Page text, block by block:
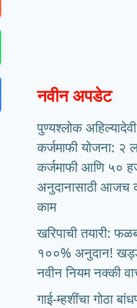
नवीन अपडेट
पुण्यश्लोक
कर्जमाफी योजना: २
कर्जमाफी आणि ५०
अनुदानासाठी आजच
काम
खरिपाची तयारी:
१००% अनुदान! खड्डे
नवीन नियम नक्की
गाई-म्हशींचा गोठा